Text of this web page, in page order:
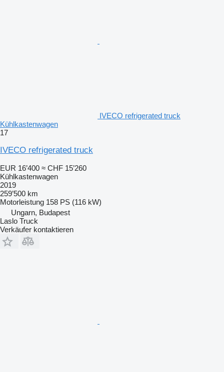
IVECO refrigerated truck
Kühlkastenwagen
17
IVECO refrigerated truck
EUR 16’400 ≈ CHF 15’260
Kühlkastenwagen
2019
259’500 km
Motorleistung 158 PS (116 kW)
Ungarn, Budapest
Laslo Truck
Verkäufer kontaktieren